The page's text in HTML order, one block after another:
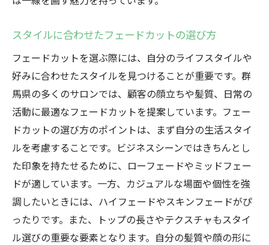
スタイルに合わせたフェードカットの選び方
フェードカットを選ぶ際には、自分のライフスタイルや
好みに合わせたスタイルを見つけることが重要です。群
馬県の多くのサロンでは、顧客の顔立ちや髪質、日常の
活動に最適なフェードカットを提案しています。フェー
ドカットの選び方のポイントは、まず自分の生活スタイ
ルを考慮することです。ビジネスシーンではきちんとし
た印象を持たせるために、ローフェードやミッドフェー
ドが適しています。一方、カジュアルな場面や個性を強
調したいときには、ハイフェードやスキンフェードがぴ
ったりです。また、トップの長さやテクスチャもスタイ
ル選びの重要な要素となります。自分の髪質や顔の形に